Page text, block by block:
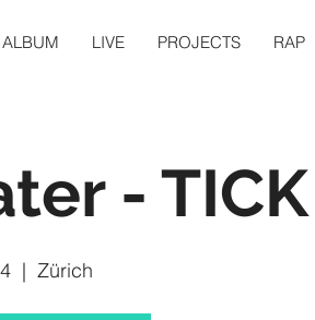
ALBUM LIVE PROJECTS RAP
- TICK
  |
Zürich